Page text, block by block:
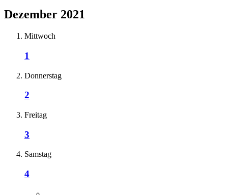
Dezember 2021
Mittwoch
1
Donnerstag
2
Freitag
3
Samstag
4